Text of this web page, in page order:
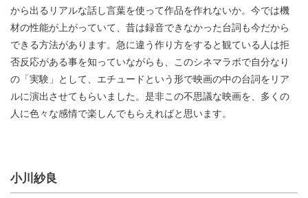
から出るリアルな話し言葉を使って作品を作れないか。今では機
材の性能が上がっていて、昔は録音できなかった台詞も今だから
できる方法があります。急に違う作り方をすると観ている人は拒
否反応がある事を知っていながらも、このシネマラボで自分なり
の「実験」として、エチュードという形で映画の中の台詞をリア
ルに演出させてもらいました。是非この不思議な映画を、多くの
人に色々な感情で楽しんでもらえればと思います。
小川紗良